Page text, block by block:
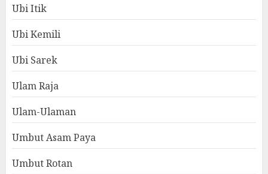
Ubi Itik
Ubi Kemili
Ubi Sarek
Ulam Raja
Ulam-Ulaman
Umbut Asam Paya
Umbut Rotan